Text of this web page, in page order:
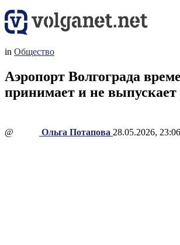
in Общество
Аэропорт Волгограда
принимает и не
@ Ольга Потапова 28.05.2026, 23:06